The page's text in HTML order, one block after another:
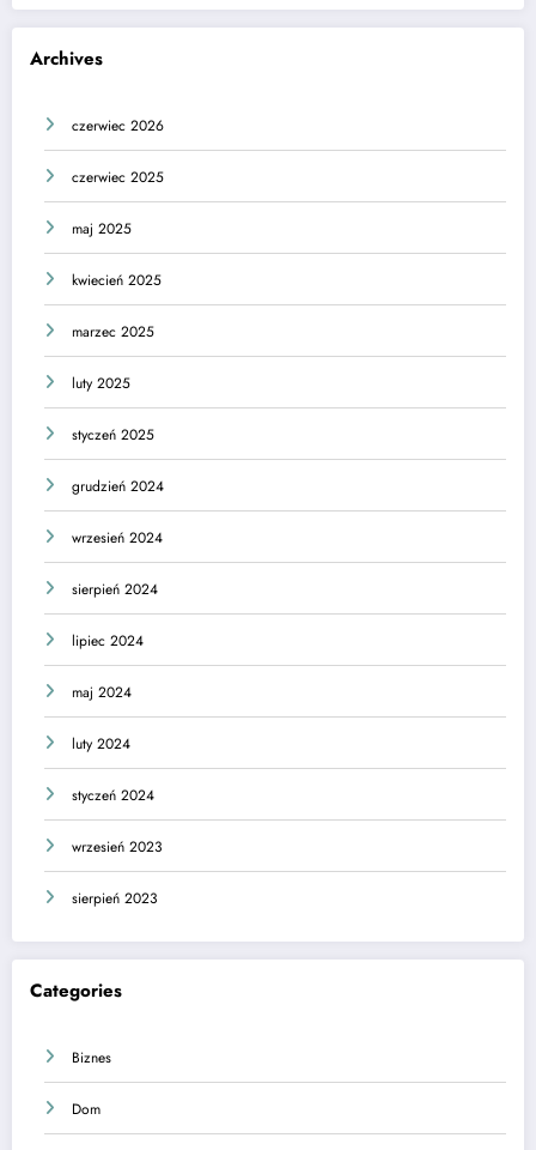
Archives
czerwiec 2026
czerwiec 2025
maj 2025
kwiecień 2025
marzec 2025
luty 2025
styczeń 2025
grudzień 2024
wrzesień 2024
sierpień 2024
lipiec 2024
maj 2024
luty 2024
styczeń 2024
wrzesień 2023
sierpień 2023
Categories
Biznes
Dom